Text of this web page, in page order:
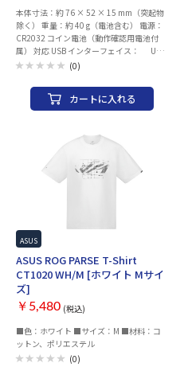
本体寸法：約 76 × 52 × 15 mm（突起物
除く） 重量：約 40 g（電池含む） 電源：
CR2032 コイン電池（動作確認用電池付
属） 対応 USB インターフェイス： USB-
A × 1、Type-C × 1 Type-C × 1、
ー 内容物：本体 保証期間：6ヵ月 生産
(0)
カートに入れる
ASUS
ASUS ROG PARSE T-Shirt
CT1020 WH/M [ホワイト Mサイ
ズ]
￥5,480 (税込)
■色：ホワイト ■サイズ：M ■材料：コ
ットン、ポリエステル
(0)